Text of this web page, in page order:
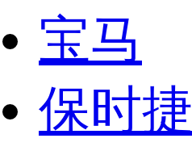
宝马
保时捷